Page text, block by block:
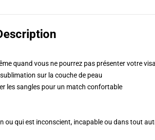
quand vous ne pourrez pas présenter votre
sur la couche de peau
les sangles pour un match confortable
qui est inconscient, incapable ou dans tout